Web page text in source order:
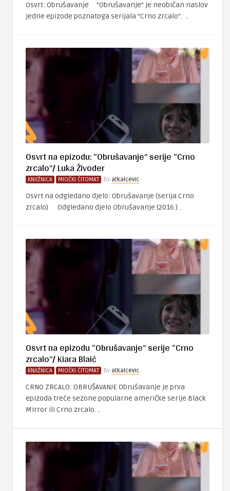
Osvrt: Obrušavanje “Obrušavanje” je neobičan naslov
jedne epizode poznatoga serijala “Crno zrcalo”. ..
Osvrt na epizodu: “Obrušavanje” serije “Crno
zrcalo”/ Luka Živoder
KNJIŽNICA MIOČKI ČITOMAT by atkalcevic
Osvrt na odgledano djelo: Obrušavanje (serija Crno
zrcalo) Odgledano djelo Obrušavanje (2016.) ..
Osvrt na epizodu “Obrušavanje” serije “Crno
zrcalo”/ Kiara Blaić
KNJIŽNICA MIOČKI ČITOMAT by atkalcevic
CRNO ZRCALO: OBRUŠAVANJE Obrušavanje je prva
epizoda treće sezone popularne američke serije Black
Mirror ili Crno zrcalo. ..